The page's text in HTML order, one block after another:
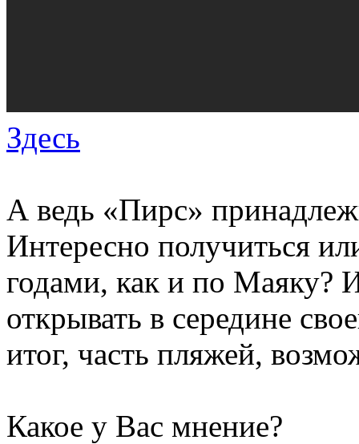
Здесь
А ведь «Пирс»
Интересно получиться
годами, как и по Маяку?
открывать в середине
итог, часть пляжей,
Какое у Вас мнение?